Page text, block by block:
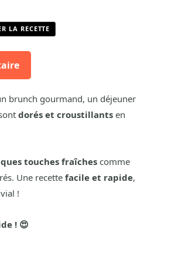
LA RECETTE
brunch gourmand, un déjeuner
dorés et croustillantsen
touches fraîchescomme
Une recettefacile et rapide,
!
! 😍